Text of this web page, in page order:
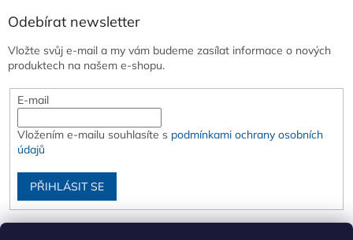
Odebírat newsletter
Vložte svůj e-mail a my vám budeme zasílat informace o nových
produktech na našem e-shopu.
E-mail
Vložením e-mailu souhlasíte s podmínkami ochrany osobních
údajů
PŘIHLÁSIT SE